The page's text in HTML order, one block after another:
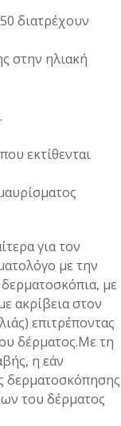
διατρέχουν
στην ηλιακή
εκτίθενται
για τον
με την
με
ακρίβεια στον
επιτρέποντας
δέρματος.Με τη
η εάν
δερματοσκόπησης
του δέρματος